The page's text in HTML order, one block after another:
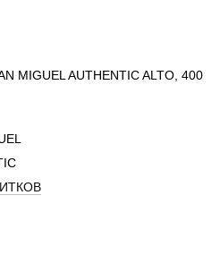
MIGUEL AUTHENTIC ALTO, 400